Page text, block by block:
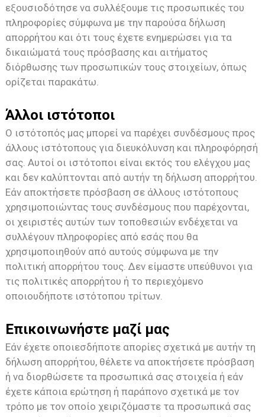
εξουσιοδότησε να συλλέξουμε τις προσωπικές του
πληροφορίες σύμφωνα με την παρούσα δήλωση
απορρήτου και ότι τους έχετε ενημερώσει για τα
δικαιώματά τους πρόσβασης και αιτήματος
διόρθωσης των προσωπικών τους στοιχείων, όπως
ορίζεται παρακάτω.
Άλλοι ιστότοποι
Ο ιστότοπός μας μπορεί να παρέχει συνδέσμους προς
άλλους ιστότοπους για διευκόλυνση και πληροφόρησή
σας. Αυτοί οι ιστότοποι είναι εκτός του ελέγχου μας
και δεν καλύπτονται από αυτήν τη δήλωση απορρήτου.
Εάν αποκτήσετε πρόσβαση σε άλλους ιστότοπους
χρησιμοποιώντας τους συνδέσμους που παρέχονται,
οι χειριστές αυτών των τοποθεσιών ενδέχεται να
συλλέγουν πληροφορίες από εσάς που θα
χρησιμοποιηθούν από αυτούς σύμφωνα με την
πολιτική απορρήτου τους. Δεν είμαστε υπεύθυνοι για
τις πολιτικές απορρήτου ή το περιεχόμενο
οποιουδήποτε ιστότοπου τρίτων.
Επικοινωνήστε μαζί μας
Εάν έχετε οποιεσδήποτε απορίες σχετικά με αυτήν τη
δήλωση απορρήτου, θέλετε να αποκτήσετε πρόσβαση
ή να διορθώσετε τα προσωπικά σας στοιχεία ή εάν
έχετε κάποια ερώτηση ή παράπονο σχετικά με τον
τρόπο με τον οποίο χειριζόμαστε τα προσωπικά σας